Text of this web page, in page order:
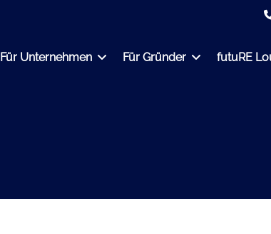
Für Unternehmen Für Gründer futuRE